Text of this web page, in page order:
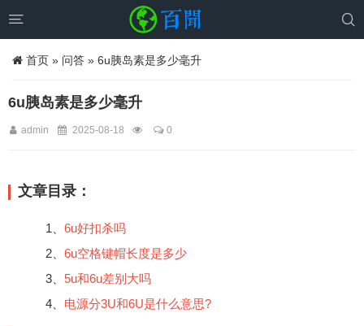
 
首页 » 问答 » 6u胰岛素是多少毫升
6u胰岛素是多少毫升
admin 2025-08-18 0
文章目录：
1、 6u好扣杀吗
2、 6u空格键帽长度是多少
3、 5u和6u差别大吗
4、 电源分3U和6U是什么意思?